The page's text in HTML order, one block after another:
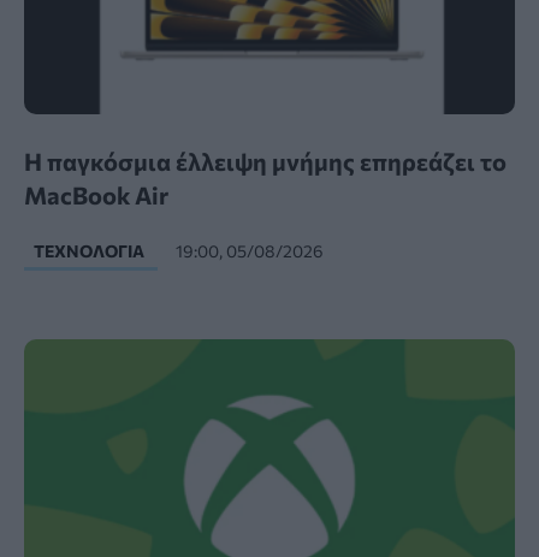
Η παγκόσμια έλλειψη μνήμης επηρεάζει το
MacBook Air
ΤΕΧΝΟΛΟΓΊΑ 19:00, 05/08/2026